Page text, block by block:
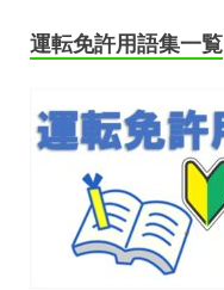
運転免許用語集一覧